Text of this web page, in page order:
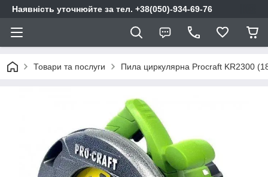
Наявність уточнюйте за тел. +38(050)-934-69-76
Товари та послуги Пила циркулярна Procraft KR2300